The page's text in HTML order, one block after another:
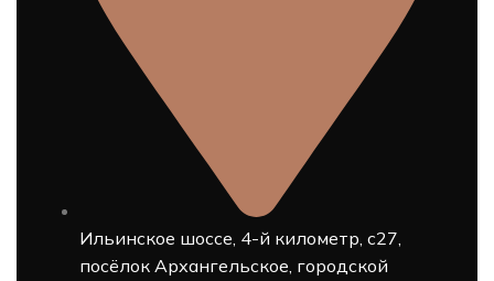
Ильинское шоссе, 4-й километр, с27,
посёлок Архангельское, городской